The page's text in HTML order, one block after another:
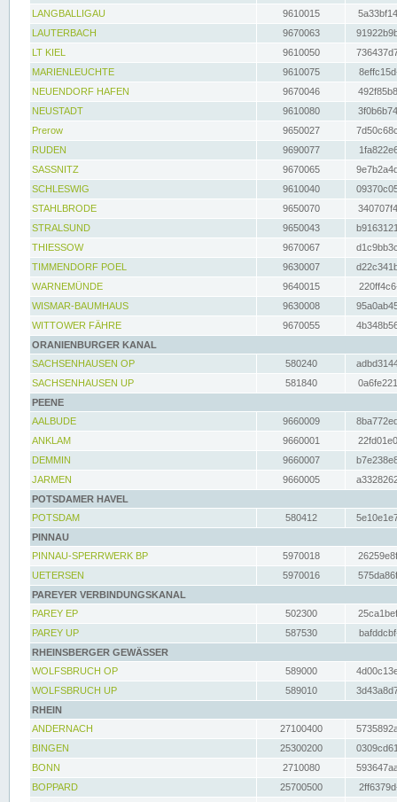
LANGBALLIGAU
9610015
LAUTERBACH
9670063
LT KIEL
9610050
MARIENLEUCHTE
9610075
NEUENDORF HAFEN
9670046
NEUSTADT
9610080
Prerow
9650027
RUDEN
9690077
SASSNITZ
9670065
SCHLESWIG
9610040
STAHLBRODE
9650070
STRALSUND
9650043
THIESSOW
9670067
TIMMENDORF POEL
9630007
WARNEMÜNDE
9640015
WISMAR-BAUMHAUS
9630008
WITTOWER FÄHRE
9670055
ORANIENBURGER KANAL
SACHSENHAUSEN OP
580240
SACHSENHAUSEN UP
581840
PEENE
AALBUDE
9660009
ANKLAM
9660001
DEMMIN
9660007
JARMEN
9660005
POTSDAMER HAVEL
POTSDAM
580412
PINNAU
PINNAU-SPERRWERK BP
5970018
UETERSEN
5970016
PAREYER VERBINDUNGSKANAL
PAREY EP
502300
PAREY UP
587530
RHEINSBERGER GEWÄSSER
WOLFSBRUCH OP
589000
WOLFSBRUCH UP
589010
RHEIN
ANDERNACH
27100400
BINGEN
25300200
BONN
2710080
BOPPARD
25700500